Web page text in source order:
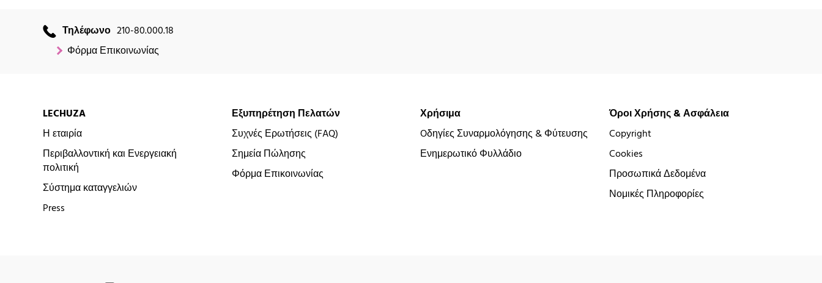
Τηλέφωνο 210-80.000.18
Φόρμα Επικοινωνίας
LECHUZA
Η εταιρία
Περιβαλλοντική και Ενεργειακή
πολιτική
Σύστημα καταγγελιών
Press
Εξυπηρέτηση Πελατών
Συχνές Ερωτήσεις (FAQ)
Σημεία Πώλησης
Φόρμα Επικοινωνίας
Χρήσιμα
Oδηγίες Συναρμολόγησης & Φύτευσης
Ενημερωτικό Φυλλάδιο
Όροι Χρήσης & Ασφάλεια
Copyright
Cookies
Προσωπικά Δεδομένα
Νομικές Πληροφορίες